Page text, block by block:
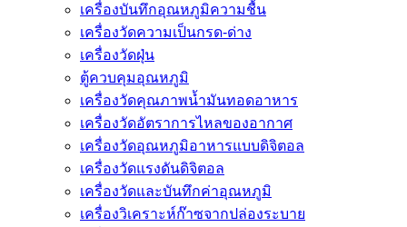
เครื่องบันทึกอุณหภูมิความชื้น
เครื่องวัดความเป็นกรด-ด่าง
เครื่องวัดฝุ่น
ตู้ควบคุมอุณหภูมิ
เครื่องวัดคุณภาพน้ำมันทอดอาหาร
เครื่องวัดอัตราการไหลของอากาศ
เครื่องวัดอุณหภูมิอาหารแบบดิจิตอล
เครื่องวัดแรงดันดิจิตอล
เครื่องวัดและบันทึกค่าอุณหภูมิ
เครื่องวิเคราะห์ก๊าซจากปล่องระบาย